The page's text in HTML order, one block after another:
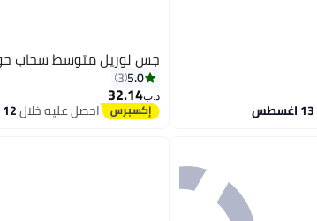
جس لوريل متوسط سحاب حول
5.0
3
د.ب‏32.14
احصل عليه خلال12 - 13 اغسطس